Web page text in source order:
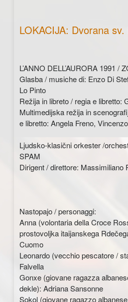
LOKACIJA: Dvorana
L’ANNO DELL’AURORA 1991 /
Glasba / musiche di: Enzo Di
Lo Pinto
Režija in libreto / regia e libretto:
Multimedijska režija in
e libretto: Angela Freno,
Ljudsko-klasični orkester /
SPAM
Dirigent / direttore: Massimiliano
Nastopajo / personaggi:
Anna (volontaria della Croce
prostovoljka itaijanskega
Cuomo
Leonardo (vecchio pescatore /
Falvella
Gonxe (giovane ragazza
dekle): Adriana Sansonne
Sokol (giovane ragazzo